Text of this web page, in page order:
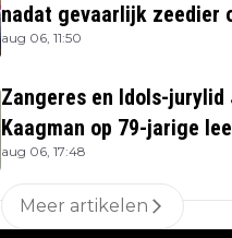
nadat gevaarlijk zeedier
aug 06, 11:50
Zangeres en Idols-jurylid
Kaagman op 79-jarige
overleden
aug 06, 17:48
Meer artikelen